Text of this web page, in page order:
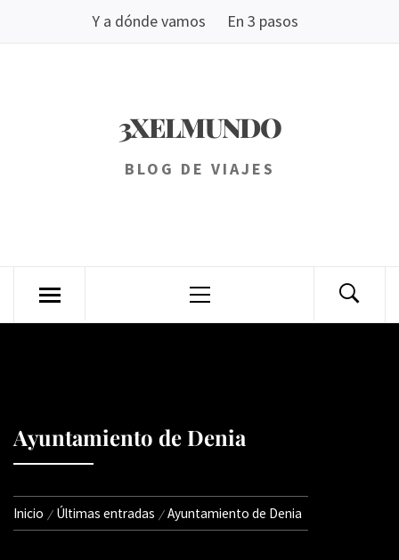
Y a dónde vamos En 3 pasos
3XELMUNDO
BLOG DE VIAJES
principal
Ayuntamiento de Denia
Inicio Últimas entradas Ayuntamiento de Denia